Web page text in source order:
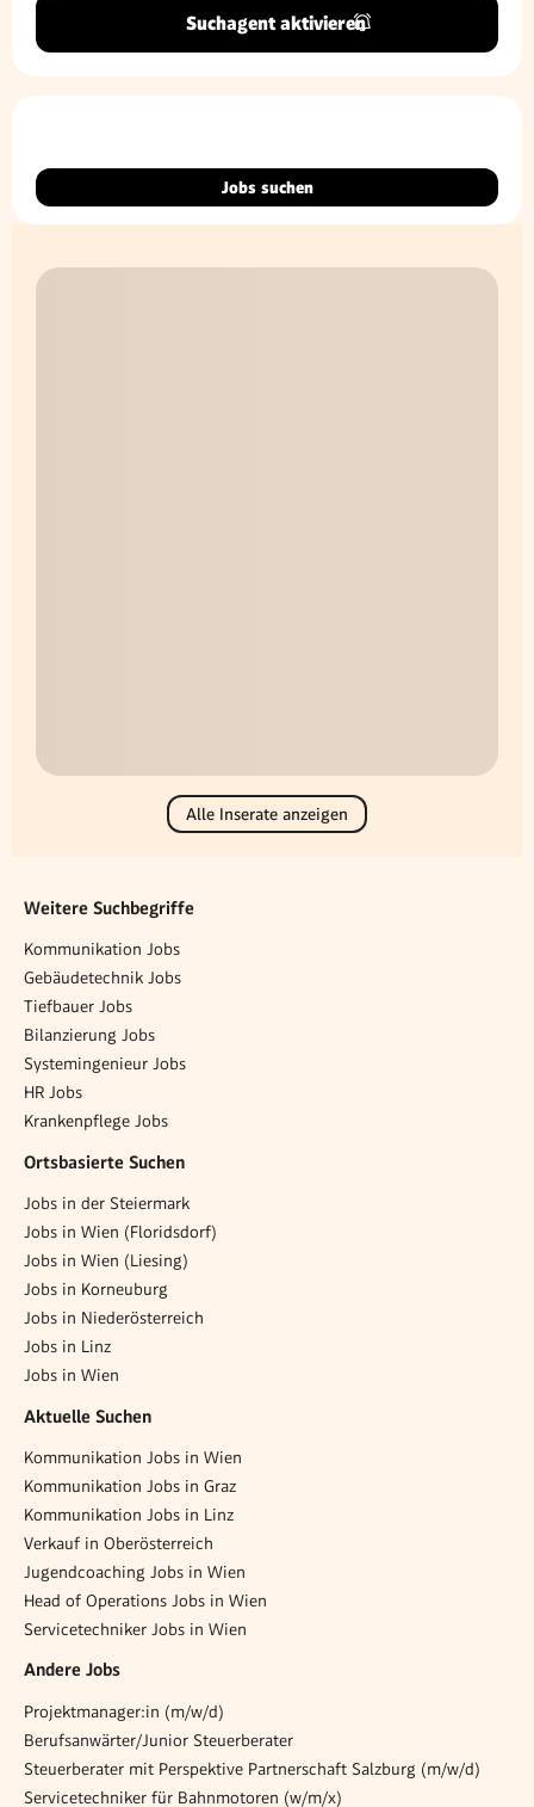
Suchagent aktivieren
Jobs suchen
Alle Inserate anzeigen
Weitere Suchbegriffe
Kommunikation Jobs
Gebäudetechnik Jobs
Tiefbauer Jobs
Bilanzierung Jobs
Systemingenieur Jobs
HR Jobs
Krankenpflege Jobs
Ortsbasierte Suchen
Jobs in der Steiermark
Jobs in Wien (Floridsdorf)
Jobs in Wien (Liesing)
Jobs in Korneuburg
Jobs in Niederösterreich
Jobs in Linz
Jobs in Wien
Aktuelle Suchen
Kommunikation Jobs in Wien
Kommunikation Jobs in Graz
Kommunikation Jobs in Linz
Verkauf in Oberösterreich
Jugendcoaching Jobs in Wien
Head of Operations Jobs in Wien
Servicetechniker Jobs in Wien
Andere Jobs
Projektmanager:in (m/w/d)
Berufsanwärter/Junior Steuerberater
Steuerberater mit Perspektive Partnerschaft Salzburg (m/w/d)
Servicetechniker für Bahnmotoren (w/m/x)